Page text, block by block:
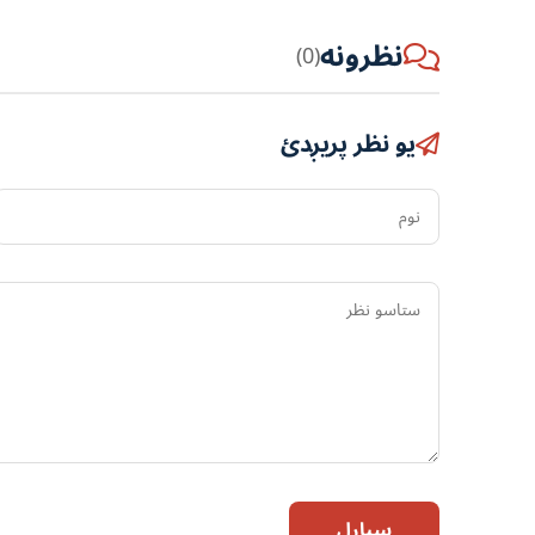
نظرونه(0)
یو نظر پریږدئ